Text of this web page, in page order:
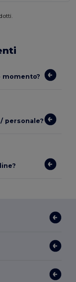
momento?
personale?